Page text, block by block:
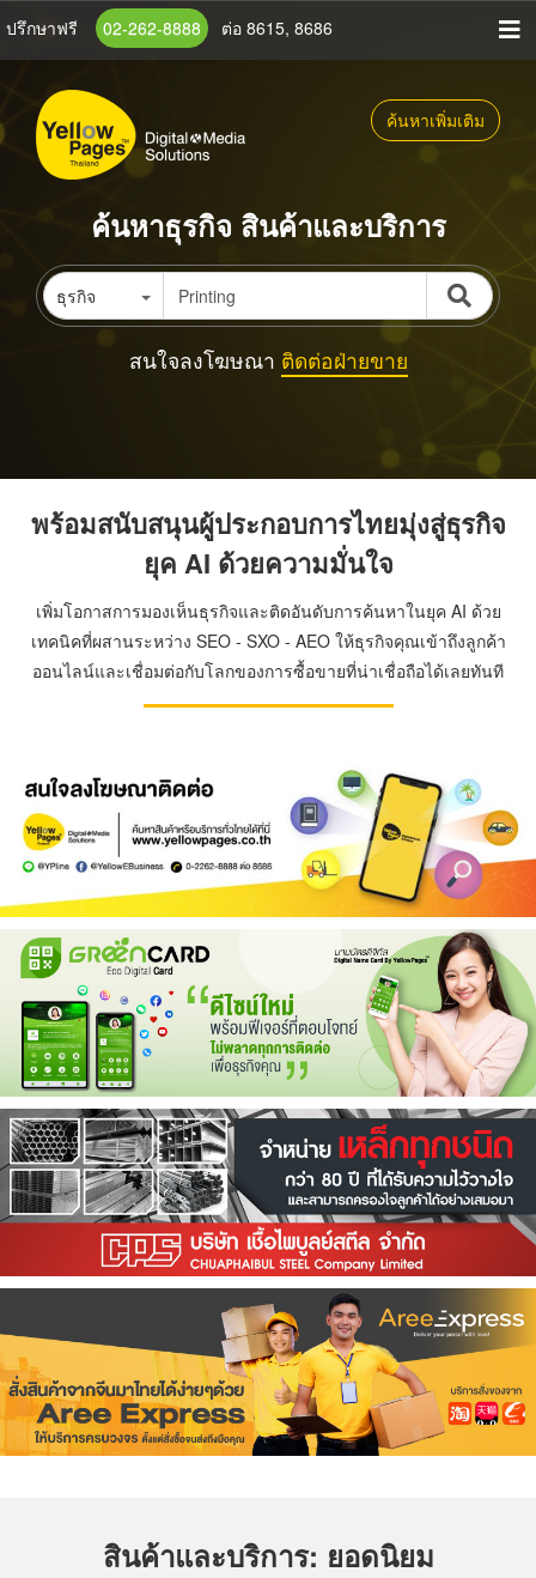
ข้าม
เนื้อหา
หลัก
ปรึกษาฟรี 02-262-8888 ต่อ 8615, 8686
ค้นหาเพิ่มเติม
ค้นหาธุรกิจ สินค้าและบริการ
ธุรกิจ
สนใจลงโฆษณา ติดต่อฝ่ายขาย
พร้อมสนับสนุนผู้ประกอบการไทยมุ่งสู่ธุรกิจ
ยุค AI ด้วยความมั่นใจ
เพิ่มโอกาสการมองเห็นธุรกิจและติดอันดับการค้นหาในยุค AI ด้วย
เทคนิคที่ผสานระหว่าง SEO - SXO - AEO ให้ธุรกิจคุณเข้าถึงลูกค้า
ออนไลน์และเชื่อมต่อกับโลกของการซื้อขายที่น่าเชื่อถือได้เลยทันที
สินค้าและบริการ: ยอดนิยม